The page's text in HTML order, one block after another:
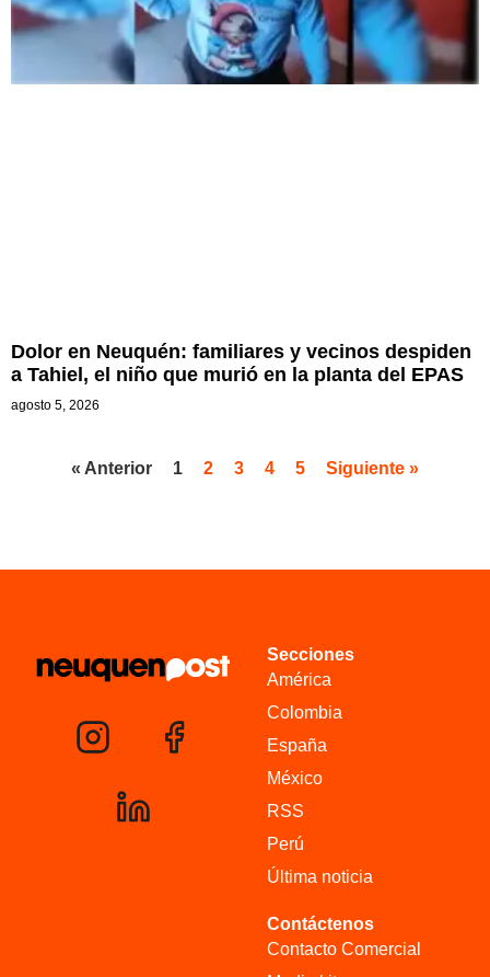
Dolor en Neuquén: familiares y vecinos despiden
a Tahiel, el niño que murió en la planta del EPAS
agosto 5, 2026
« Anterior 1 2 3 4 5 Siguiente »
Secciones
América
Colombia
España
México
RSS
Perú
Última noticia
Contáctenos
Contacto Comercial